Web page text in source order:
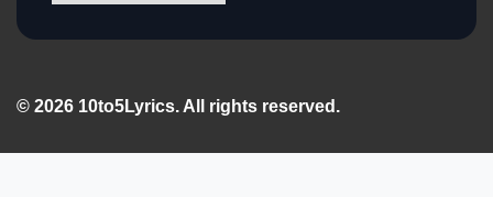
© 2026 10to5Lyrics. All rights reserved.